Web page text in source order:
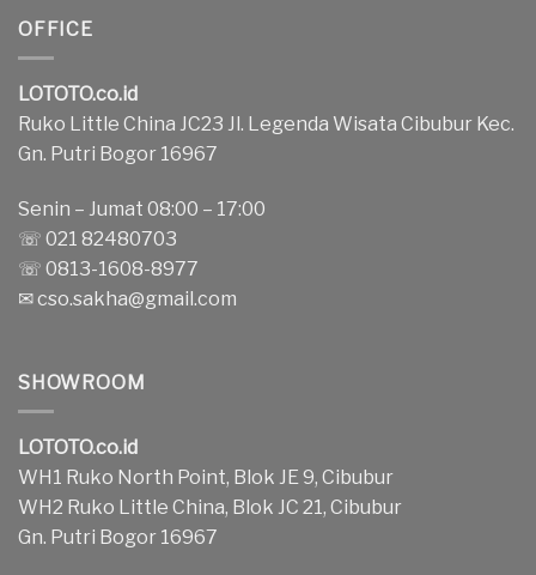
OFFICE
LOTOTO.co.id
Ruko Little China JC23 Jl. Legenda Wisata Cibubur Kec.
Gn. Putri Bogor 16967
Senin – Jumat 08:00 – 17:00
☏ 021 82480703
☏ 0813-1608-8977
✉cso.sakha@gmail.com
SHOWROOM
LOTOTO.co.id
WH1 Ruko North Point, Blok JE 9, Cibubur
WH2 Ruko Little China, Blok JC 21, Cibubur
Gn. Putri Bogor 16967